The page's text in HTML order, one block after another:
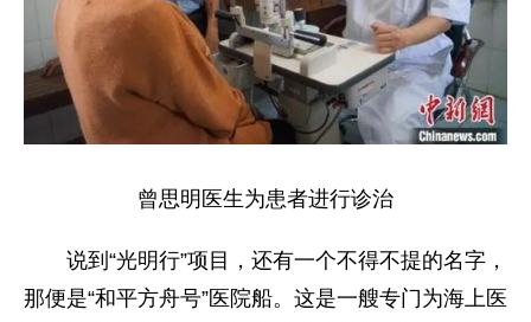
曾思明医生为患者进行诊治
说到“光明行”项目，还有一个不得不提的名字，
那便是“和平方舟号”医院船。这是一艘专门为海上医